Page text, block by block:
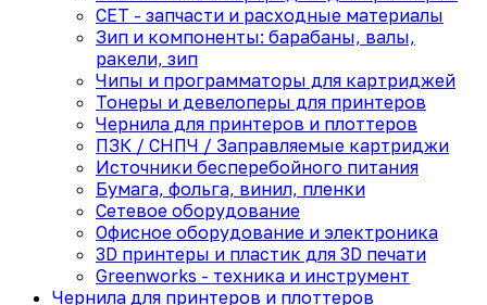
CET - запчасти и расходные материалы
Зип и компоненты: барабаны, валы,
ракели, зип
Чипы и программаторы для картриджей
Тонеры и девелоперы для принтеров
Чернила для принтеров и плоттеров
ПЗК / СНПЧ / Заправляемые картриджи
Источники бесперебойного питания
Бумага, фольга, винил, пленки
Сетевое оборудование
Офисное оборудование и электроника
3D принтеры и пластик для 3D печати
Greenworks - техника и инструмент
Чернила для принтеров и плоттеров